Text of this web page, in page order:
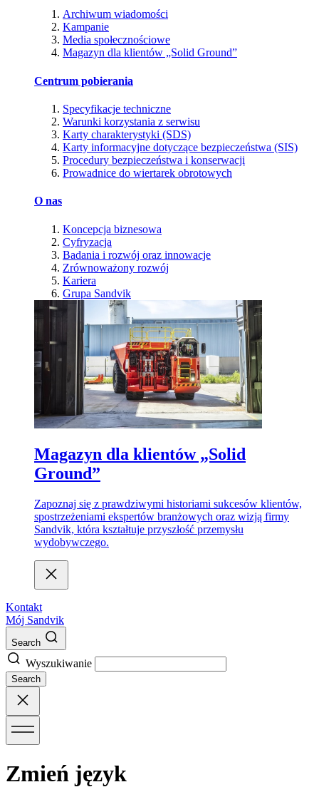
Archiwum wiadomości
Kampanie
Media społecznościowe
Magazyn dla klientów „Solid Ground”
Centrum pobierania
Specyfikacje techniczne
Warunki korzystania z serwisu
Karty charakterystyki (SDS)
Karty informacyjne dotyczące bezpieczeństwa (SIS)
Procedury bezpieczeństwa i konserwacji
Prowadnice do wiertarek obrotowych
O nas
Koncepcja biznesowa
Cyfryzacja
Badania i rozwój oraz innowacje
Zrównoważony rozwój
Kariera
Grupa Sandvik
Magazyn dla klientów „Solid
Ground”
Zapoznaj się z prawdziwymi historiami sukcesów klientów,
spostrzeżeniami ekspertów branżowych oraz wizją firmy
Sandvik, która kształtuje przyszłość przemysłu
wydobywczego.
Kontakt
Mój Sandvik
Search
Wyszukiwanie
Search
Zmień język